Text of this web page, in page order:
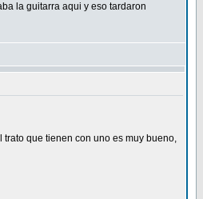
la guitarra aqui y eso tardaron
que tienen con uno es muy bueno,